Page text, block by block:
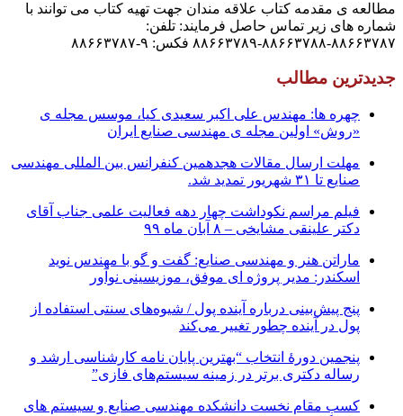
مطالعه ی مقدمه کتاب علاقه مندان جهت تهیه کتاب می توانند با
شماره های زیر تماس حاصل فرمایند: تلفن:
۸۸۶۶۳۷۸۷-۸۸۶۶۳۷۸۸-۸۸۶۶۳۷۸۹ فکس: ۹-۸۸۶۶۳۷۸۷
جدیدترین مطالب
چهره ها: مهندس علی اکبر سعیدی کیا، موسس مجله ی
«روش» اولین مجله ی مهندسی صنایع ایران
مهلت ارسال مقالات هجدهمین کنفرانس بین المللی مهندسی
صنایع تا ۳۱ شهریور تمدید شد.
فیلم مراسم نکوداشت چهار دهه فعالیت علمی جناب آقای
دکتر علینقی مشایخی – ۸ آبان ماه ۹۹
ماراتن هنر و مهندسی صنایع: گفت و گو با مهندس نوید
اسکندر: مدیر پروژه ای موفق، موزیسینی نوآور
پنج پیش‌بینی درباره آینده پول / شیوه‌های سنتی استفاده از
پول در آینده چطور تغییر می‌کند
پنجمین دورۀ انتخاب “بهترین پایان ­نامه کارشناسی­ ارشد و
رساله دکتری برتر در زمینه سیستم‌های فازی”
کسب مقام نخست دانشکده مهندسی صنایع و سیستم های